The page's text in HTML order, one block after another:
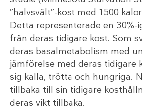
”halvsvält”-kost med 1500
Detta representerade en 30%-
från deras tidigare kost. Som
deras basalmetabolism med
jämförelse med deras tidigare
sig kalla, trötta och hungriga.
tillbaka till sin tidigare
deras vikt tillbaka.